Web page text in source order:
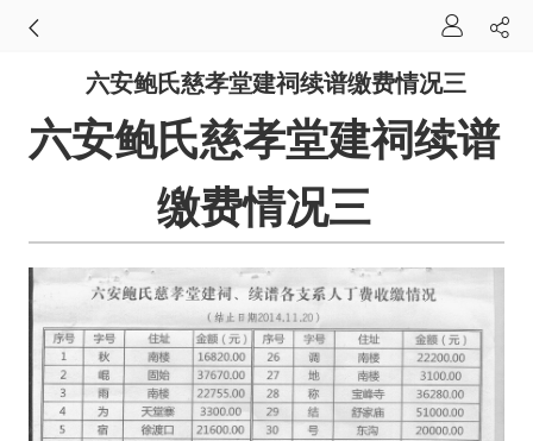
六安鲍氏慈孝堂建祠续谱缴费情况三
六安鲍氏慈孝堂建祠续谱
缴费情况三